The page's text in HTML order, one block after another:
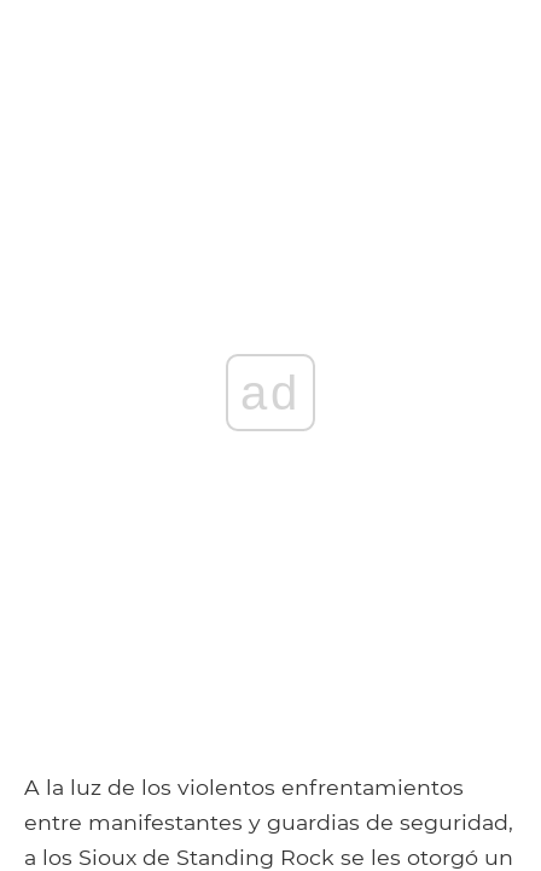
ad
A la luz de los violentos enfrentamientos
entre manifestantes y guardias de seguridad,
a los Sioux de Standing Rock se les otorgó un